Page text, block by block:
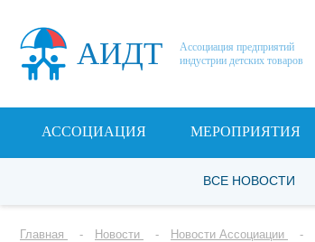
АИДТ
Ассоциация предприятий
индустрии детских товаров
АССОЦИАЦИЯ МЕРОПРИЯТИЯ
ВСЕ НОВОСТИ
Главная Новости Новости Ассоциации